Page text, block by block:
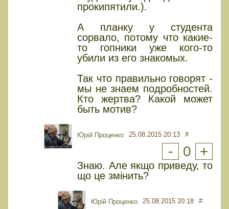
прокипятили.).
А планку у студента
сорвало, потому что какие-
то гопники уже кого-то
убили из его знакомых.
Так что правильно говорят -
мы не знаем подробностей.
Кто жертва? Какой может
быть мотив?
Юрiй Проценко 25.08.2015 20:13 #
- 0 +
Знаю. Але якщо приведу, то
що це змінить?
Юрiй Проценко 25.08.2015 20:18 #